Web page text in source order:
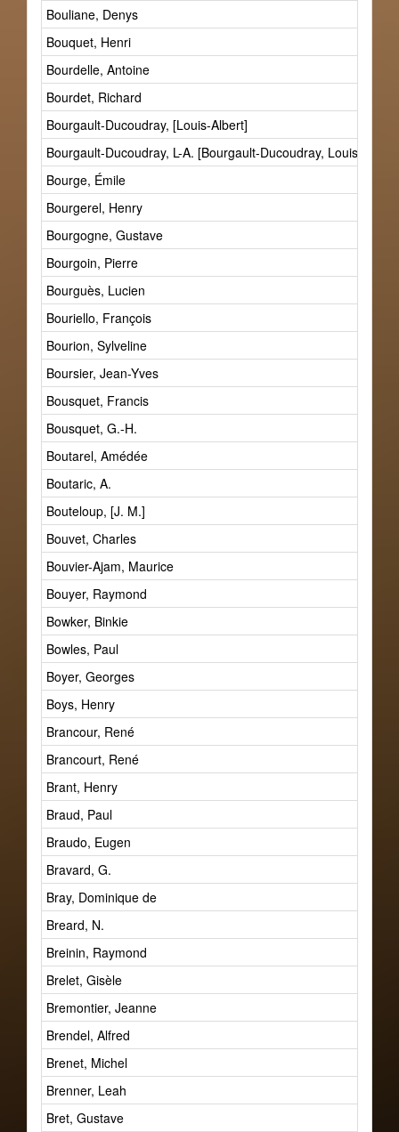
Bouliane, Denys
Bouquet, Henri
Bourdelle, Antoine
Bourdet, Richard
Bourgault-Ducoudray, [Louis-Albert]
Bourgault-Ducoudray, L-A. [Bourgault-Ducoudray, Louis-Albert]
Bourge, Émile
Bourgerel, Henry
Bourgogne, Gustave
Bourgoin, Pierre
Bourguès, Lucien
Bouriello, François
Bourion, Sylveline
Boursier, Jean-Yves
Bousquet, Francis
Bousquet, G.-H.
Boutarel, Amédée
Boutaric, A.
Bouteloup, [J. M.]
Bouvet, Charles
Bouvier-Ajam, Maurice
Bouyer, Raymond
Bowker, Binkie
Bowles, Paul
Boyer, Georges
Boys, Henry
Brancour, René
Brancourt, René
Brant, Henry
Braud, Paul
Braudo, Eugen
Bravard, G.
Bray, Dominique de
Breard, N.
Breinin, Raymond
Brelet, Gisèle
Bremontier, Jeanne
Brendel, Alfred
Brenet, Michel
Brenner, Leah
Bret, Gustave